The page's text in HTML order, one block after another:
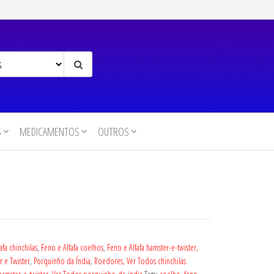
MEDICAMENTOS OUTROS
chinchilas, Feno e Alfafa coelhos, Feno e Alfafa hamster-e-twister,
e Twister, Porquinho da Índia, Roedores, Ver Todos chinchilas